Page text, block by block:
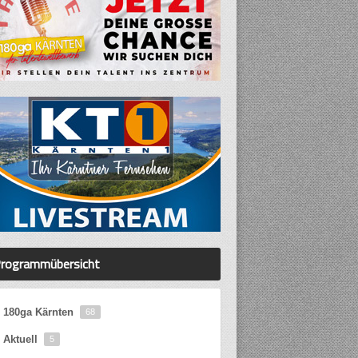
180ga Kärnten 68
Aktuell 5